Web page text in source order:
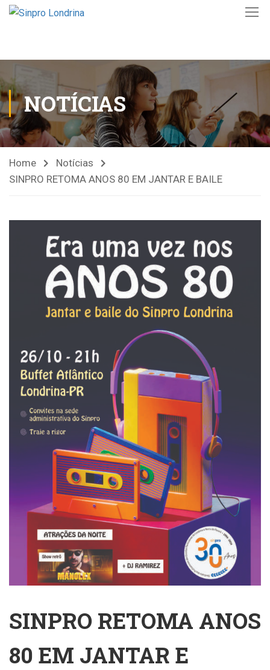
NOTÍCIAS
Home
Notícias
SINPRO RETOMA ANOS 80 EM JANTAR E BAILE
SINPRO RETOMA ANOS
80 EM JANTAR E